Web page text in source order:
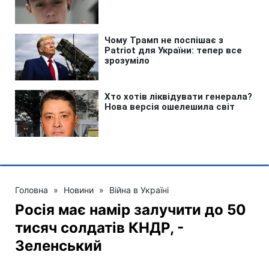
Головна » Новини » Війна в Україні
Росія має намір залучити до 50
тисяч солдатів КНДР, -
Зеленський